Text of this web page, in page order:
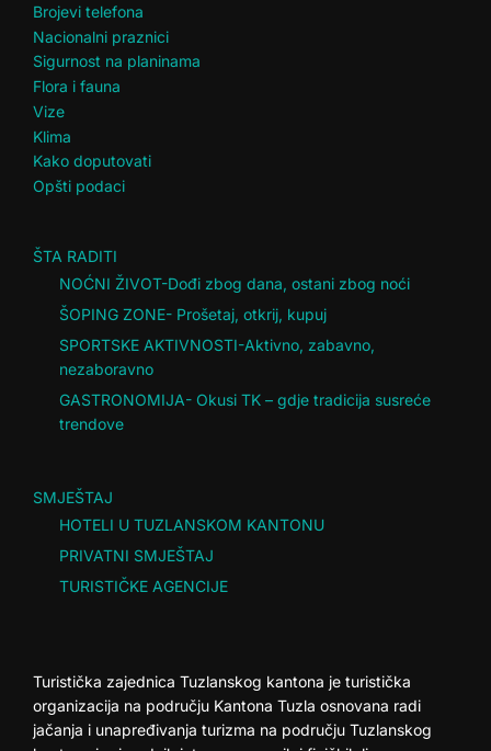
Brojevi telefona
Nacionalni praznici
Sigurnost na planinama
Flora i fauna
Vize
Klima
Kako doputovati
Opšti podaci
ŠTA RADITI
NOĆNI ŽIVOT-Dođi zbog dana, ostani zbog noći
ŠOPING ZONE- Prošetaj, otkrij, kupuj
SPORTSKE AKTIVNOSTI-Aktivno, zabavno,
nezaboravno
GASTRONOMIJA- Okusi TK – gdje tradicija susreće
trendove
SMJEŠTAJ
HOTELI U TUZLANSKOM KANTONU
PRIVATNI SMJEŠTAJ
TURISTIČKE AGENCIJE
Turistička zajednica Tuzlanskog kantona je turistička
organizacija na području Kantona Tuzla osnovana radi
jačanja i unapređivanja turizma na području Tuzlanskog